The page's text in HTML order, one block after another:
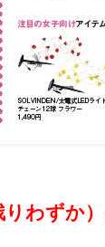
りわずか）